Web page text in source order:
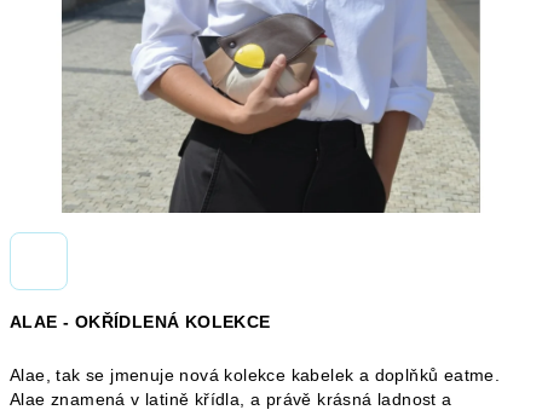
ALAE - OKŘÍDLENÁ KOLEKCE
Alae, tak se jmenuje nová kolekce kabelek a doplňků eatme.
Alae znamená v latině křídla, a právě krásná ladnost a